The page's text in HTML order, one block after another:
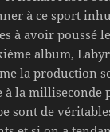
à ce sport
à avoir poussé
album,
la production
à la milliseconde
sont de